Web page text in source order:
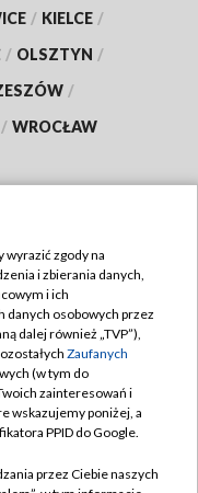
/ KIELCE /
/ OLSZTYN /
/
/ WROCŁAW
wyrazić zgody na
i zbierania danych,
i ich
danych osobowych przez
dalej również „TVP”),
Zaufanych
(w tym do
zainteresowań i
wskazujemy poniżej, a
PPID do Google.
przez Ciebie naszych